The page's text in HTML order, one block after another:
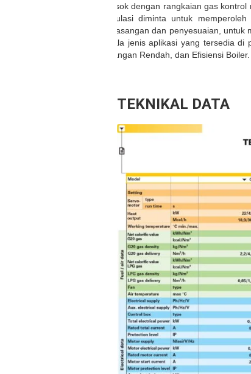
dipasok dengan rangkaian gas
modulasi diminta untuk
pemasangan dan penyesuaian,
segala jenis aplikasi yang tersedia
Tegangan Rendah, dan Efisiensi Boiler.
TEKNIKAL DATA